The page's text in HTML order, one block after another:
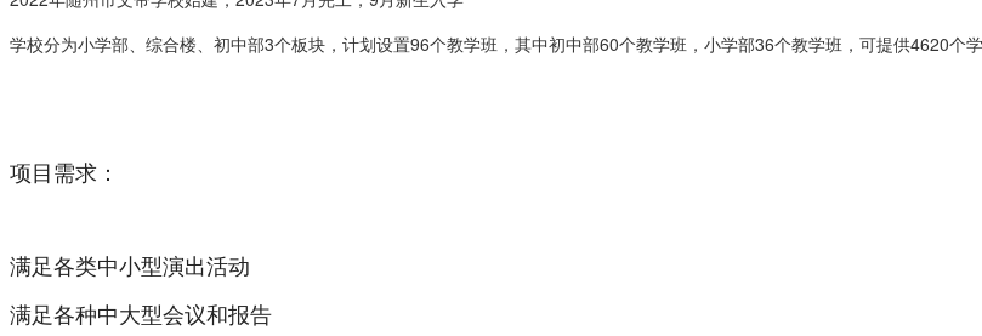
学校分为小学部、综合楼、初中部3个板块，计划设置96个教学班，其中初中部60个教学班，小学部36个教学班，可提供4620个学
项目需求：
满足各类中小型演出活动
满足各种中大型会议和报告